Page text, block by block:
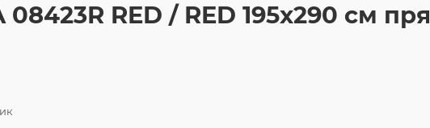
08423R RED / RED 195x290 см